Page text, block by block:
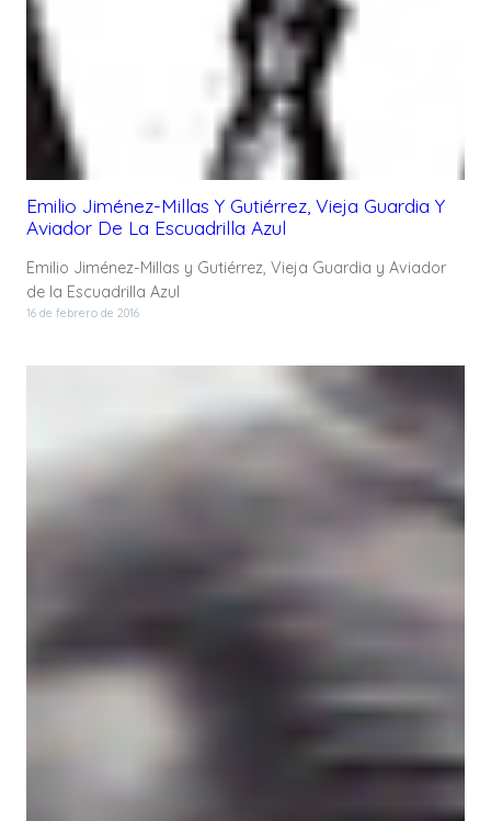
Emilio Jiménez-Millas Y Gutiérrez, Vieja Guardia Y
Aviador De La Escuadrilla Azul
Emilio Jiménez-Millas y Gutiérrez, Vieja Guardia y Aviador
de la Escuadrilla Azul
16 de febrero de 2016